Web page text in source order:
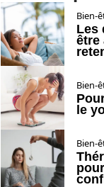
Bien-
Les
être
Bien-
le
Bien-